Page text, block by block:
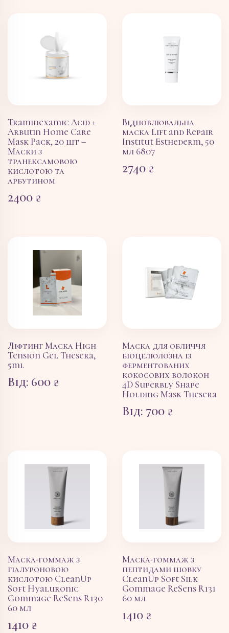
Traminexamic Acid +
Arbutin Home Care
Mask Pack, 20 шт –
Маски з
транексамовою
кислотою та
арбутином
2400 ₴
Відновлювальна
маска Lift and Repair
Institut Esthederm, 50
мл 6807
2740 ₴
Ліфтинг Маска High
Tension Gel Thesera,
5ml
Від: 600 ₴
Маска для обличчя
біоцелюлозна із
ферментованих
кокосових волокон
4D Superbly Shape
Holding Mask Thesera
Від: 700 ₴
Маска-гоммаж з
гіалуроновою
кислотою CleanUp
Soft Hyaluronic
Gommage ReSens R130
60 мл
1410 ₴
Маска-гоммаж з
пептидами шовку
CleanUp Soft Silk
Gommage ReSens R131
60 мл
1410 ₴